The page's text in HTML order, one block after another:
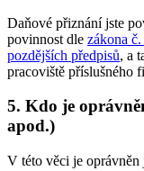
Daňové přiznání jste
povinnost dle zákona
pozdějších předpisů, a
pracoviště příslušného
5. Kdo je
apod.)
V této věci je oprávněn